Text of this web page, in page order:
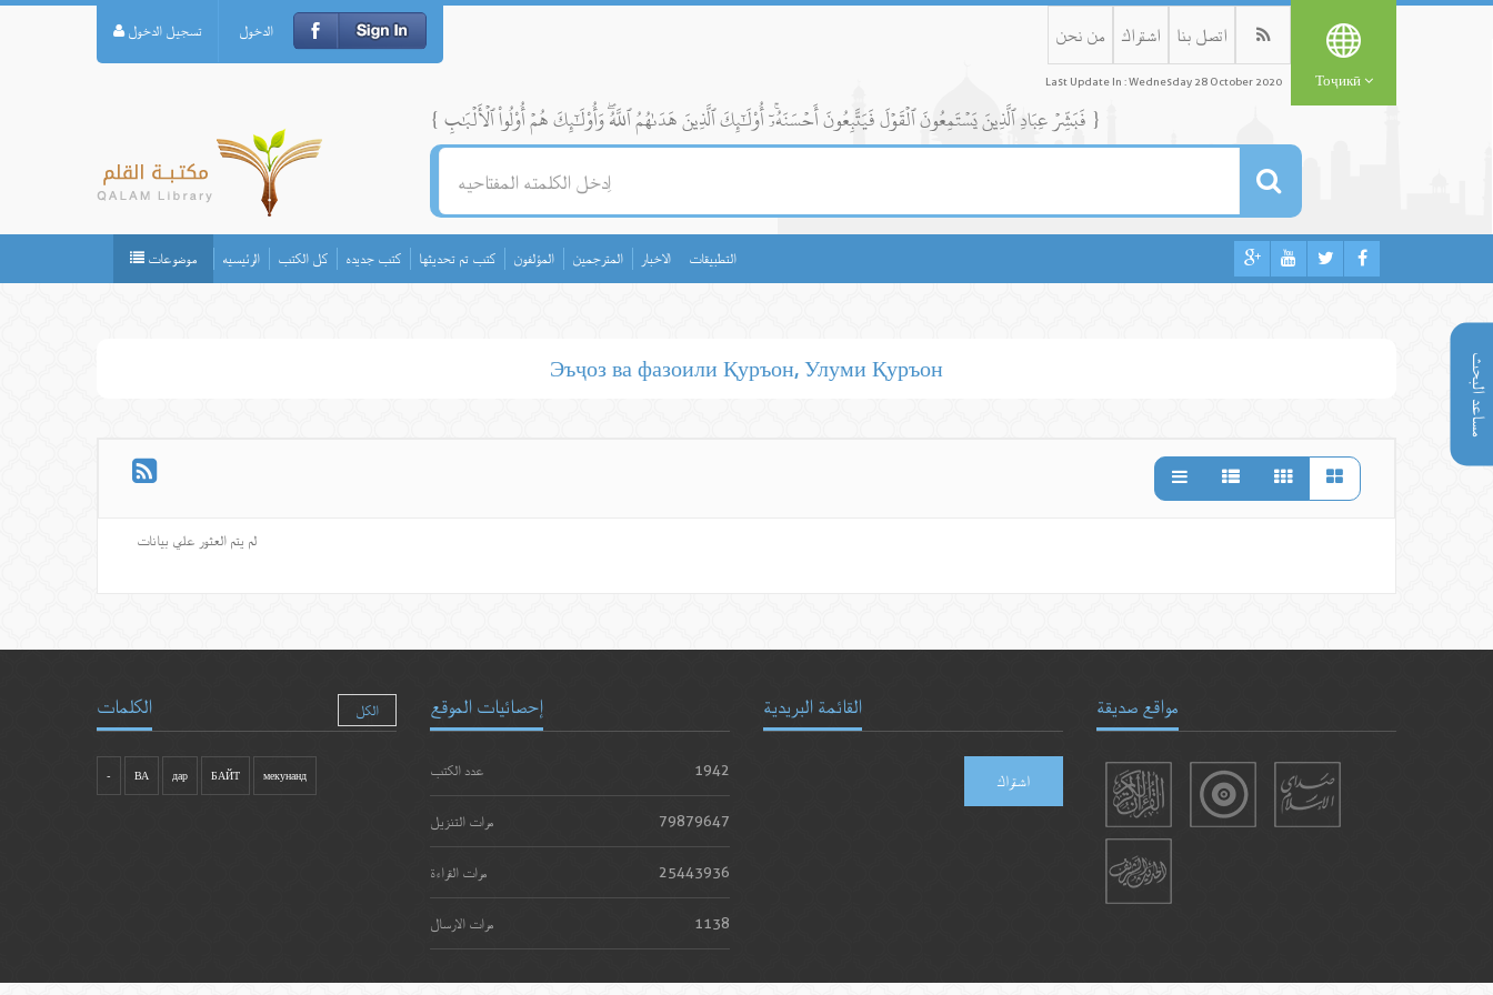
مساعد البحث
تسجيل الدخول الدخول من نحن اشتراك اتصل بنا
Last Update In : Wednesday 28 October 2020 Тоҷикӣ
{ فَبَشِّرۡ عِبَادِ ٱلَّذِينَ يَسۡتَمِعُونَ ٱلۡقَوۡلَ فَيَتَّبِعُونَ أَحۡسَنَهُۥٓۚ أُوْلَٰٓئِكَ ٱلَّذِينَ هَدَىٰهُمُ ٱللَّهُۖ وَأُوْلَٰٓئِكَ هُمۡ أُوْلُواْ ٱلۡأَلۡبَٰبِ }
موضوعات الرئيسيه كل الكتب كتب جديده كتب تم تحديثها المؤلفون المترجمين الاخبار التطبيقات
Эъҷоз ва фазоили Қуръон, Улуми Қуръон
لم يتم العثور علي بيانات
الكلمات الكل
- ВА дар БАЙТ мекунанд
إحصائيات الموقع
عدد الكتب 1942
مرات التنزيل 79879647
مرات القراءة 25443936
مرات الارسال 1138
القائمة البريدية
اشتراك
مواقع صديقة